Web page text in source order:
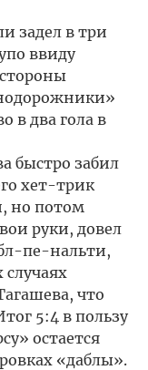
задел в три
ввиду
в два гола в
быстро забил
хет-трик
но потом
руки, довел
пе-нальти,
что
5:4 в пользу
остается
«даблы».